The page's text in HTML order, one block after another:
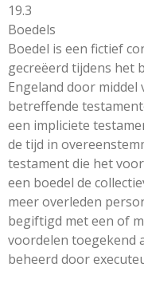
19.3
Boedels
Boedel is een fictief
gecreëerd tijdens het
Engeland door
betreffende
een impliciete
de tijd in
testament die het
een boedel de
meer overleden
begiftigd met een of
voordelen toegekend
beheerd door